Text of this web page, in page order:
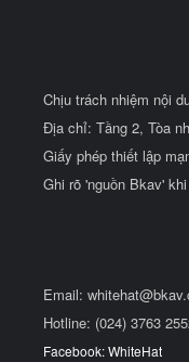
Chịu trách nhiệm nội
Địa chỉ: Tầng 2, Tòa
Giấy phép thiết lập
Ghi rõ 'nguồn Bkav'
Email:
Hotline: (024) 3763
Facebook: WhiteHat